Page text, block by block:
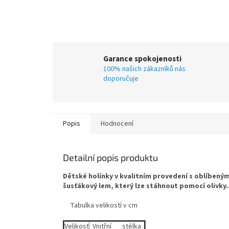
Garance spokojenosti
100% našich zákazníků nás
doporučuje
Popis Hodnocení
Detailní popis produktu
Dětské holínky v kvalitním provedení s
šusťákový lem, který lze stáhnout pomocí
Tabulka velikostí v cm
Velikost Vnitřní stélka